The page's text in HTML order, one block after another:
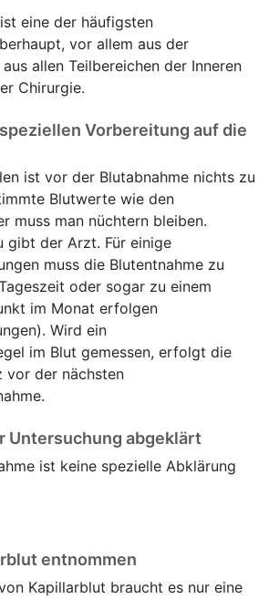
eine der häufigsten
vor allem aus der
allen Teilbereichen der Inneren
Chirurgie.
Vorbereitung auf die
ist vor der Blutabnahme nichts zu
Blutwerte wie den
muss man nüchtern bleiben.
gibt der Arzt. Für einige
muss die Blutentnahme zu
oder sogar zu einem
im Monat erfolgen
Wird ein
im Blut gemessen, erfolgt die
vor der nächsten
Untersuchung abgeklärt
ist keine spezielle Abklärung
entnommen
Kapillarblut braucht es nur eine